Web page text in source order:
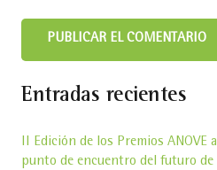
PUBLICAR EL COMENTARIO
Entradas recientes
II Edición de los Premios ANOVE
punto de encuentro del futuro de